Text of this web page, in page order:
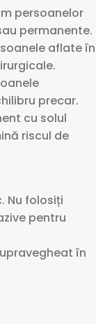
persoanelor
permanente.
aflate în
precar.
cu solul
riscul de
Nu folosiți
pentru
în